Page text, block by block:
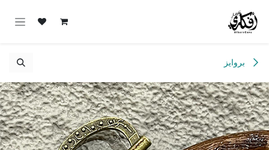
بروايز